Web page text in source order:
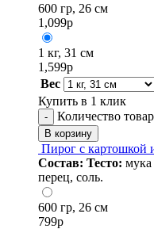
600 гр, 26 см
1,099р
1 кг, 31 см
1,599р
Вес
Купить в 1 клик
- Количество
В корзину
Пирог с картошкой
Состав: Тесто: мука
перец, соль.
600 гр, 26 см
799р